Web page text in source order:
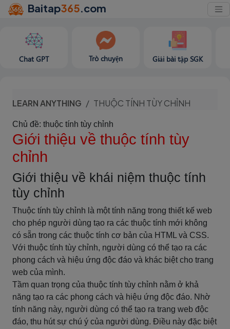
Baitap365.com
Chat GPT Trò chuyện Giải bài tập SGK
LEARN ANYTHING THUỘC TÍNH TÙY CHỈNH
Chủ đề: thuộc tính tùy chỉnh
Giới thiệu về thuộc tính tùy
chỉnh
Giới thiệu về khái niệm thuộc tính
tùy chỉnh
Thuộc tính tùy chỉnh là một tính năng trong thiết kế web
cho phép người dùng tạo ra các thuộc tính mới không
có sẵn trong các thuộc tính cơ bản của HTML và CSS.
Với thuộc tính tùy chỉnh, người dùng có thể tạo ra các
phong cách và hiệu ứng độc đáo và khác biệt cho trang
web của mình.
Tầm quan trọng của thuộc tính tùy chỉnh nằm ở khả
năng tạo ra các phong cách và hiệu ứng độc đáo. Nhờ
tính năng này, người dùng có thể tạo ra trang web độc
đáo, thu hút sự chú ý của người dùng. Điều này đặc biệt